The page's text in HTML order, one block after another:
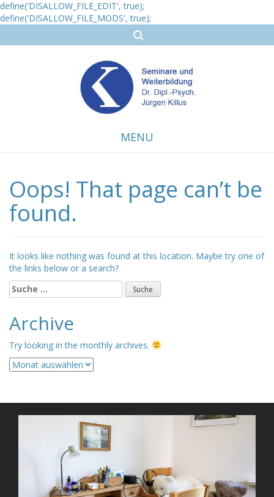
define('DISALLOW_FILE_EDIT', true);
define('DISALLOW_FILE_MODS', true);
MENU
to
content
Oops! That page can’t be
found.
It looks like nothing was found at this location. Maybe try one of
the links below or a search?
Suche
nach:
Archive
Try looking in the monthly archives.
Archive